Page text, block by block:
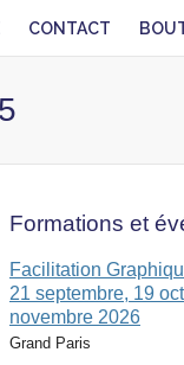
CONTACT
Formations et
Facilitation
21 septembre, 19
novembre 2026
Grand Paris